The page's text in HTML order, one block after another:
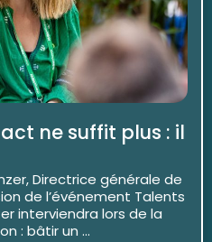
ne suffit plus : il
Directrice générale de
de l’événement Talents
interviendra lors de la
: bâtir un ...